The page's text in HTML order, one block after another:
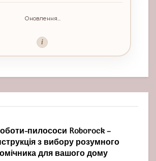
Оновлення...
i
пилососи Roborock –
з вибору розумного
для вашого дому